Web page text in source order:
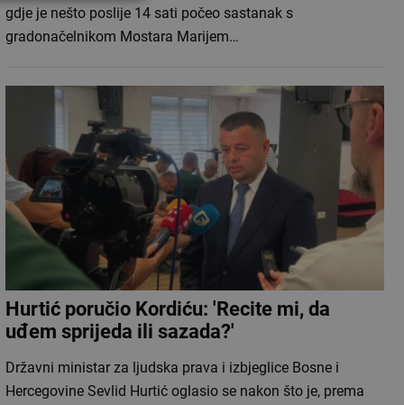
gdje je nešto poslije 14 sati počeo sastanak s
gradonačelnikom Mostara Marijem…
Hurtić poručio Kordiću: 'Recite mi, da
uđem sprijeda ili sazada?'
Državni ministar za ljudska prava i izbjeglice Bosne i
Hercegovine Sevlid Hurtić oglasio se nakon što je, prema